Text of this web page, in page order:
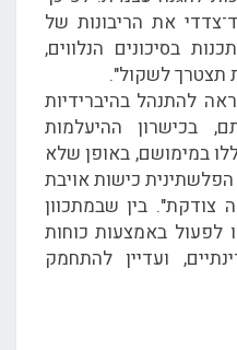
את הריבונות של
בסיכונים הנלווים,
תצטרך לשקול".
להתנהל בהיברידיות
בכישרון ההיעלמות
במימושם, באופן שלא
כישות אויבת
צודקת". בין שבמתכוון
לפעול באמצעות כוחות
ועדיין להתחמק